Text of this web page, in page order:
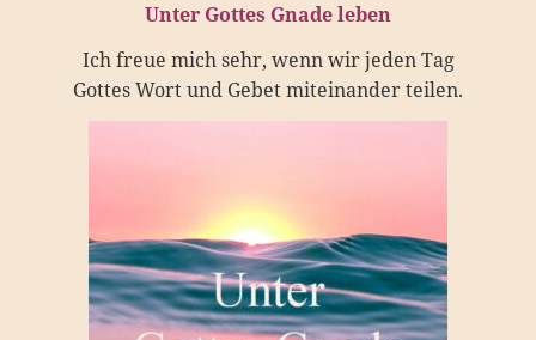
Unter Gottes Gnade leben
Ich freue mich sehr, wenn wir jeden Tag
Gottes Wort und Gebet miteinander teilen.